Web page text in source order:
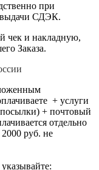
при
выдачи СДЭК.
чек и накладную,
Заказа.
+ услуги
+ почтовый
отдельно
руб. не